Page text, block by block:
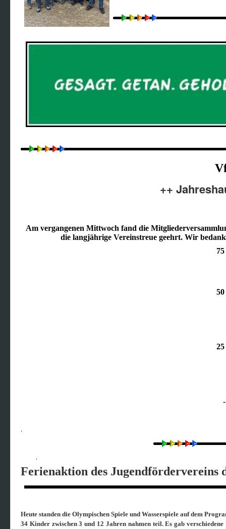
++
Am vergangenen Mittwoch fand die
die langjährige Vereinstreue geehrt. Wir
,
,
Ferienaktion des Jugendfördervereins
Heute standen die Olympischen Spiele und Wasserspiele auf dem
34 Kinder zwischen 3 und 12 Jahren nahmen teil. Es gab